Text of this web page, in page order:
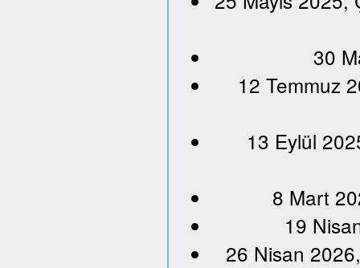
30
12 Temmuz
13 Eylül
8 Mart
19
26 Nisan